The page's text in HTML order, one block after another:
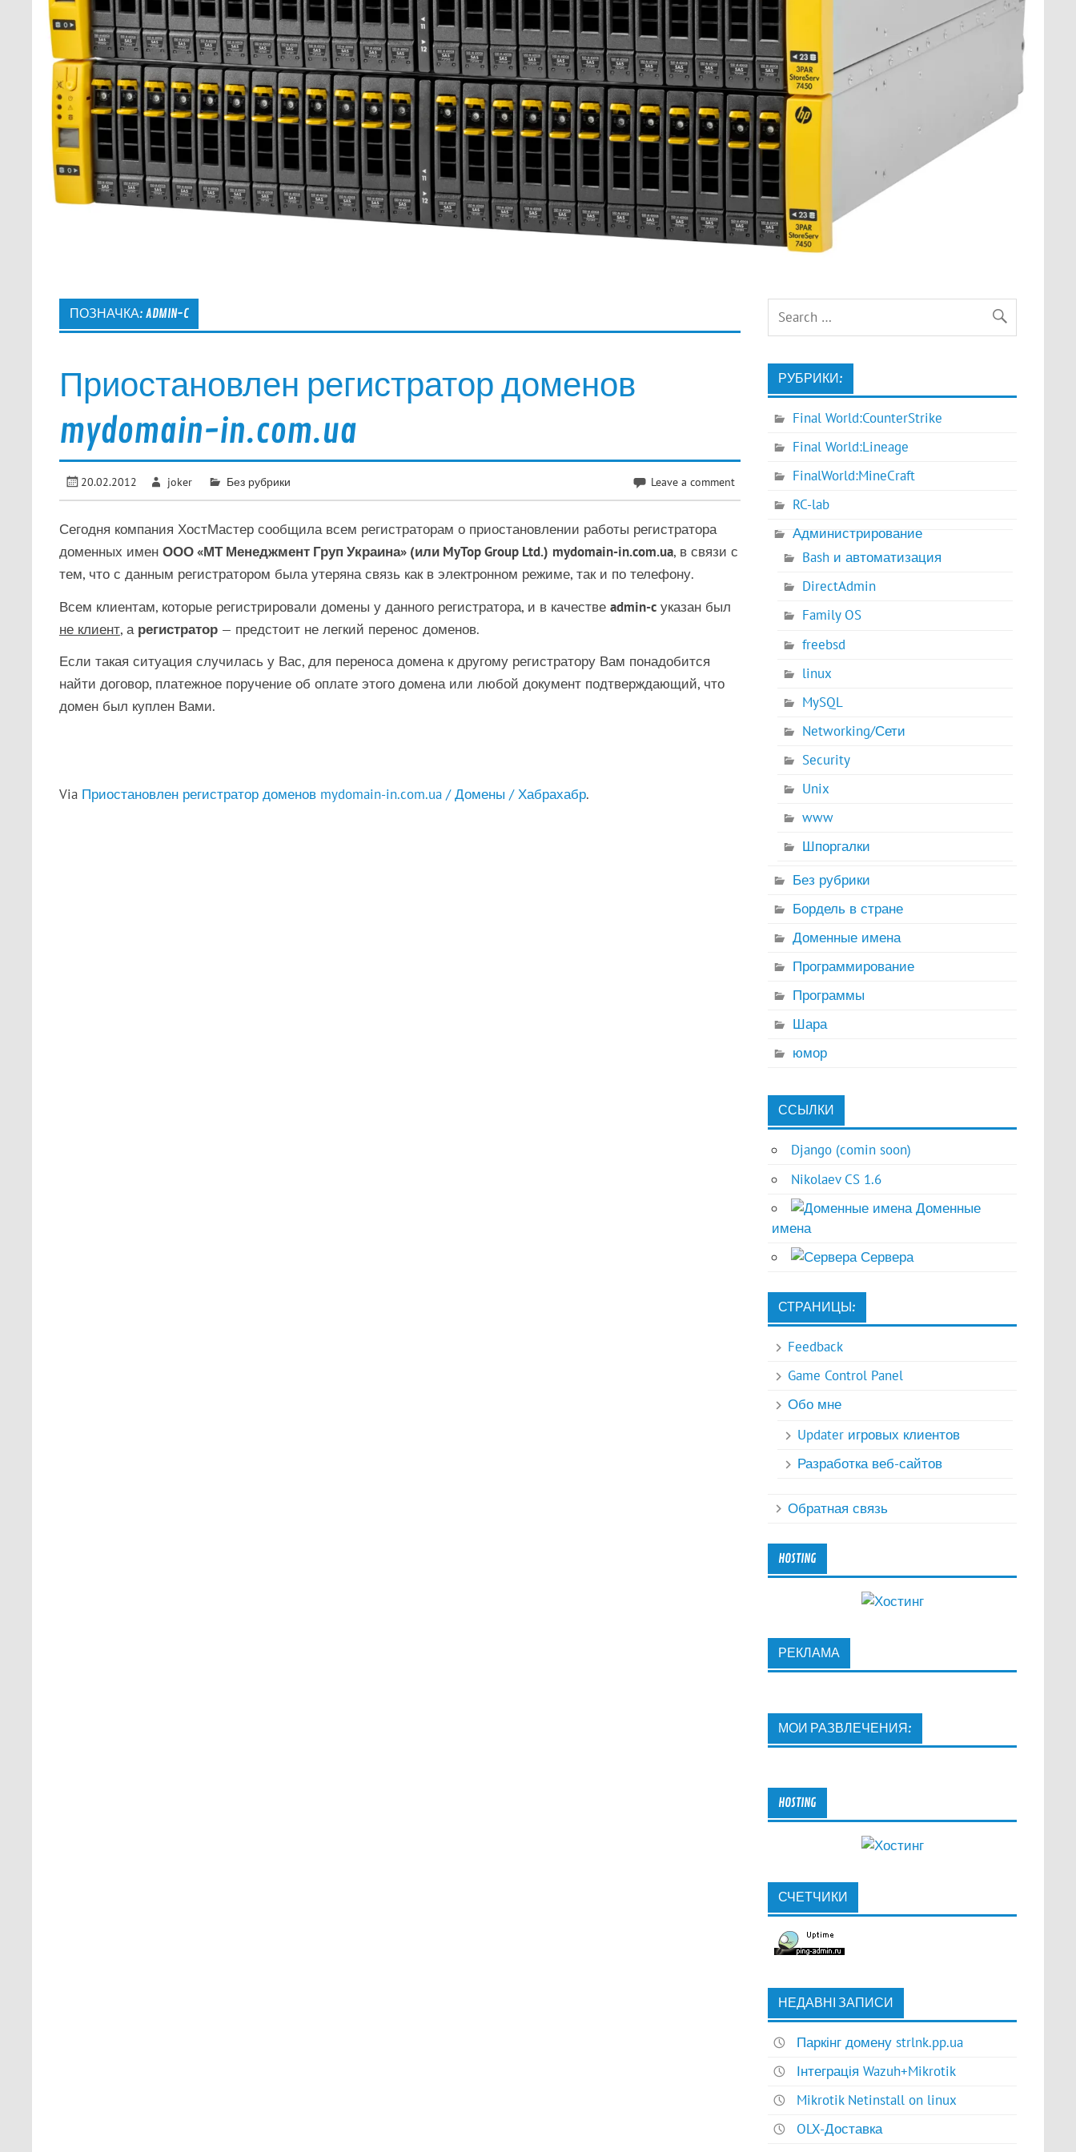
ПОЗНАЧКА: ADMIN-C
Приостановлен регистратор доменов
mydomain-in.com.ua
20.02.2012 joker Без рубрики Leave a comment
Сегодня компания ХостМастер сообщила всем регистраторам о приостановлении работы регистратора
доменных имен ООО «МТ Менеджмент Груп Украина» (или MyTop Group Ltd.) mydomain-in.com.ua, в связи с
тем, что с данным регистратором была утеряна связь как в электронном режиме, так и по телефону.
Всем клиентам, которые регистрировали домены у данного регистратора, и в качестве admin-cуказан был
не клиент, а регистратор— предстоит не легкий перенос доменов.
Если такая ситуация случилась у Вас, для переноса домена к другому регистратору Вам понадобится
найти договор, платежное поручение об оплате этого домена или любой документ подтверждающий, что
домен был куплен Вами.
Via Приостановлен регистратор доменов mydomain-in.com.ua / Домены / Хабрахабр.
РУБРИКИ:
Final World:CounterStrike
Final World:Lineage
FinalWorld:MineCraft
RC-lab
Администрирование
Bash и автоматизация
DirectAdmin
Family OS
freebsd
linux
MySQL
Networking/Сети
Security
Unix
www
Шпоргалки
Без рубрики
Бордель в стране
Доменные имена
Программирование
Программы
Шара
юмор
ССЫЛКИ
Django (comin soon)
Nikolaev CS 1.6
Доменные
имена
Сервера
СТРАНИЦЫ:
Feedback
Game Control Panel
Обо мне
Updater игровых клиентов
Разработка веб-сайтов
Обратная связь
HOSTING
РЕКЛАМА
МОИ РАЗВЛЕЧЕНИЯ:
HOSTING
СЧЕТЧИКИ
НЕДАВНІ ЗАПИСИ
Паркінг домену strlnk.pp.ua
Інтеграція Wazuh+Mikrotik
Mikrotik Netinstall on linux
OLX-Доставка